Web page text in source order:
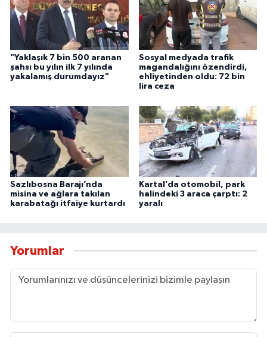
"Yaklaşık 7 bin 500 aranan
şahsı bu yılın ilk 7 yılında
yakalamış durumdayız"
Sosyal medyada trafik
magandalığını özendirdi,
ehliyetinden oldu: 72 bin
lira ceza
Sazlıbosna Barajı’nda
misina ve ağlara takılan
karabatağı itfaiye kurtardı
Kartal’da otomobil, park
halindeki 3 araca çarptı: 2
yaralı
Yorumlar